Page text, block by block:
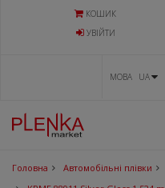
КОШИК
УВIЙТИ
МОВА UA
Головна Автомобільні плівки